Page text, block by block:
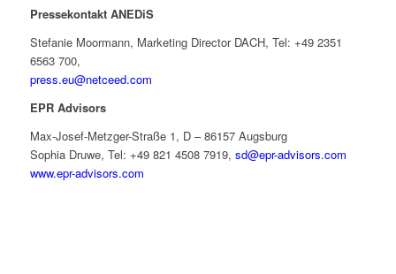
Pressekontakt ANEDiS
Stefanie Moormann, Marketing Director DACH, Tel: +49 2351
6563 700,
press.eu@netceed.com
EPR Advisors
Max-Josef-Metzger-Straße 1, D – 86157 Augsburg
Sophia Druwe, Tel: +49 821 4508 7919, sd@epr-advisors.com
www.epr-advisors.com